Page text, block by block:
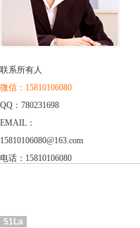
联系所有人
微信：15810106080
QQ：780231698
EMAIL：
15810106080@163.com
电话：15810106080
51La